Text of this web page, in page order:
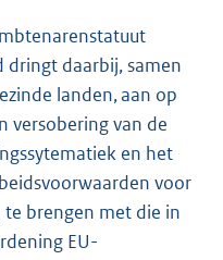
dringt daarbij, samen
landen, aan op
versobering van de
en het
voor
brengen met die in
EU-